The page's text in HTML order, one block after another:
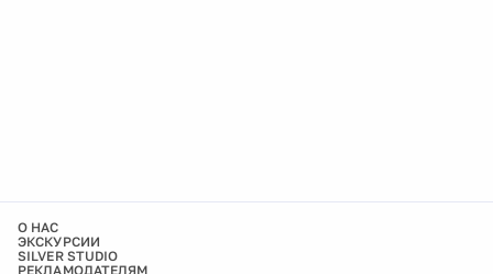
О НАС
ЭКСКУРСИИ
SILVER STUDIO
РЕКЛАМОДАТЕЛЯМ